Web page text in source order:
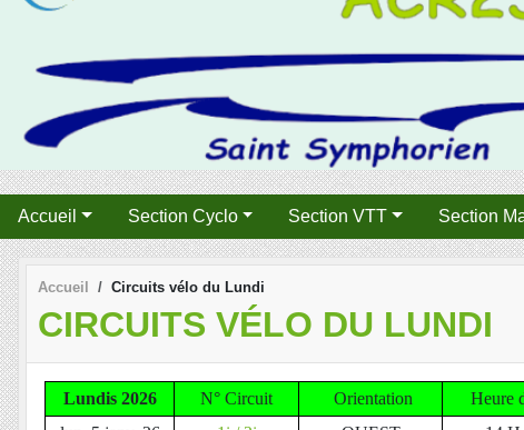
Accueil Section Cyclo Section VTT Section
Accueil Circuits vélo du Lundi
CIRCUITS VÉLO DU LUNDI
Lundis 2026 N° Circuit Orientation Heure